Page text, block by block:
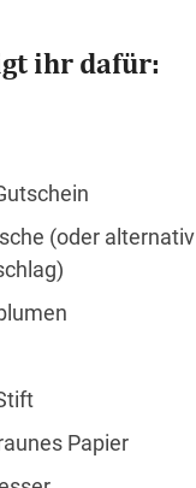
ihr dafür:
(oder
Papier